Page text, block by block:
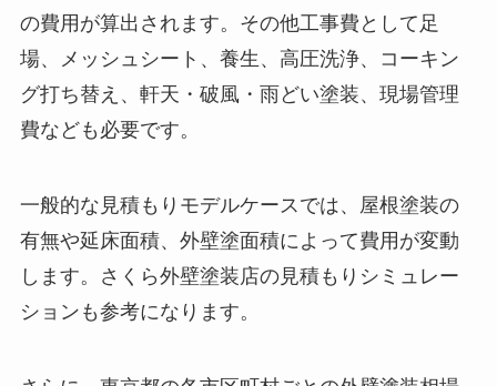
の費用が算出されます。その他工事費として足
場、メッシュシート、養生、高圧洗浄、コーキン
グ打ち替え、軒天・破風・雨どい塗装、現場管理
費なども必要です。
一般的な見積もりモデルケースでは、屋根塗装の
有無や延床面積、外壁塗面積によって費用が変動
します。さくら外壁塗装店の見積もりシミュレー
ションも参考になります。